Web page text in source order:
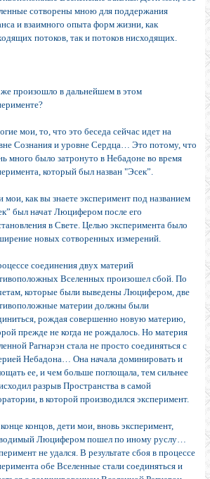
сотворены мною для поддержания
и взаимного опыта форм жизни, как
потоков, так и потоков нисходящих.
произошло в дальнейшем в этом
мои, то, что это беседа сейчас идет на
Сознания и уровне Сердца… Это потому, что
много было затронуто в Небадоне во время
который был назван "Эсек”.
мои, как вы знаете эксперимент под названием
был начат Люцифером после его
в Свете. Целью эксперимента было
новых сотворенных измерений.
соединения двух материй
Вселенных произошел сбой. По
которые были выведены Люцифером, две
материи должны были
рождая совершенно новую материю,
прежде не когда не рождалось. Но материя
Рагнарэн стала не просто соединяться с
Небадона… Она начала доминировать и
ее, и чем больше поглощала, тем сильнее
разрыв Пространства в самой
в которой производился эксперимент.
концов, дети мои, вновь эксперимент,
Люцифером пошел по иному руслу…
не удался. В результате сбоя в процессе
обе Вселенные стали соединяться и